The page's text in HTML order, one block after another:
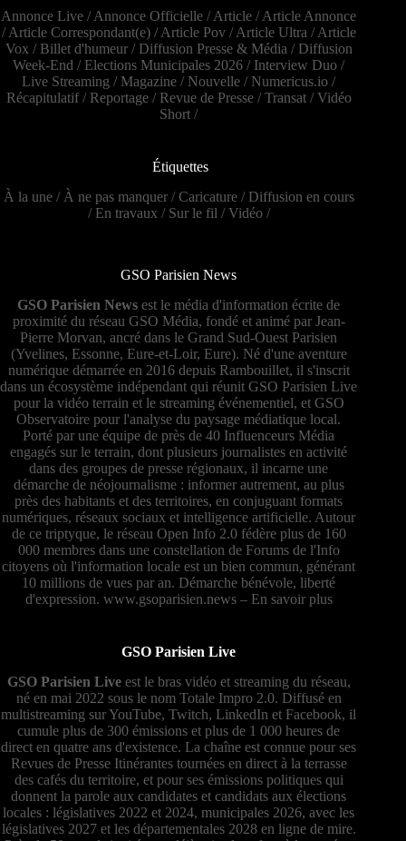
Annonce Live /Annonce Officielle /Article /Article Annonce
/Article Correspondant(e)/Article Pov/Article Ultra /Article
Vox / Billet d'humeur/ Diffusion Presse & Média / Diffusion
Week-End / Elections Municipales 2026 / Interview Duo /
Live Streaming / Magazine / Nouvelle / Numericus.io /
Récapitulatif/ Reportage/ Revue de Presse/Transat/Vidéo
Short /
Étiquettes
À la une/ À ne pas manquer/Caricature/ Diffusion en cours
/ En travaux / Sur le fil /Vidéo/
GSO Parisien News
GSO Parisien News est le média d'information écrite de
proximité du réseau GSO Média, fondé et animé par Jean-
Pierre Morvan, ancré dans le Grand Sud-Ouest Parisien
(Yvelines, Essonne, Eure-et-Loir, Eure). Né d'une aventure
numérique démarrée en 2016 depuis Rambouillet, il s'inscrit
dans un écosystème indépendant qui réunit GSO Parisien Live
pour la vidéo terrain et le streaming événementiel, et GSO
Observatoire pour l'analyse du paysage médiatique local.
Porté par une équipe de près de 40 Influenceurs Média
engagés sur le terrain, dont plusieurs journalistes en activité
dans des groupes de presse régionaux, il incarne une
démarche de néojournalisme : informer autrement, au plus
près des habitants et des territoires, en conjuguant formats
numériques, réseaux sociaux et intelligence artificielle. Autour
de ce triptyque, le réseau Open Info 2.0 fédère plus de 160
000 membres dans une constellation de Forums de l'Info
citoyens où l'information locale est un bien commun, générant
10 millions de vues par an. Démarche bénévole, liberté
d'expression. www.gsoparisien.news– En savoir plus
GSO Parisien Live
GSO Parisien Liveest le bras vidéo et streaming du réseau,
né en mai 2022 sous le nom Totale Impro 2.0. Diffusé en
multistreaming sur YouTube, Twitch, LinkedIn et Facebook, il
cumule plus de 300 émissions et plus de 1 000 heures de
direct en quatre ans d'existence. La chaîne est connue pour ses
Revues de Presse Itinérantes tournées en direct à la terrasse
des cafés du territoire, et pour ses émissions politiques qui
donnent la parole aux candidates et candidats aux élections
locales : législatives 2022 et 2024, municipales 2026, avec les
législatives 2027 et les départementales 2028 en ligne de mire.